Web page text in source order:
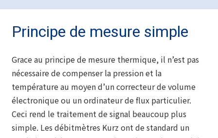
Principe de mesure simple
Grace au principe de mesure thermique, il n’est pas
nécessaire de compenser la pression et la
température au moyen d’un correcteur de volume
électronique ou un ordinateur de flux particulier.
Ceci rend le traitement de signal beaucoup plus
simple. Les débitmètres Kurz ont de standard un